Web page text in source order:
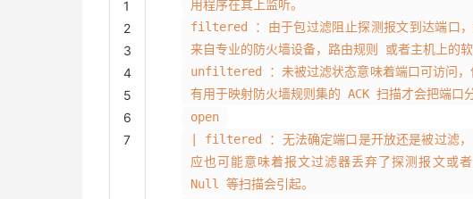
1
2
3
4
5
6
7
用程序在其上监听。
filtered ：由于包过滤阻止探测报文到达端口，
来自专业的防火墙设备，路由规则 或者主机上的软
unfiltered ：未被过滤状态意味着端口可访问，
有用于映射防火墙规则集的 ACK 扫描才会把端口
open
| filtered ：无法确定端口是开放还是被过滤，
应也可能意味着报文过滤器丢弃了探测报文或
Null 等扫描会引起。